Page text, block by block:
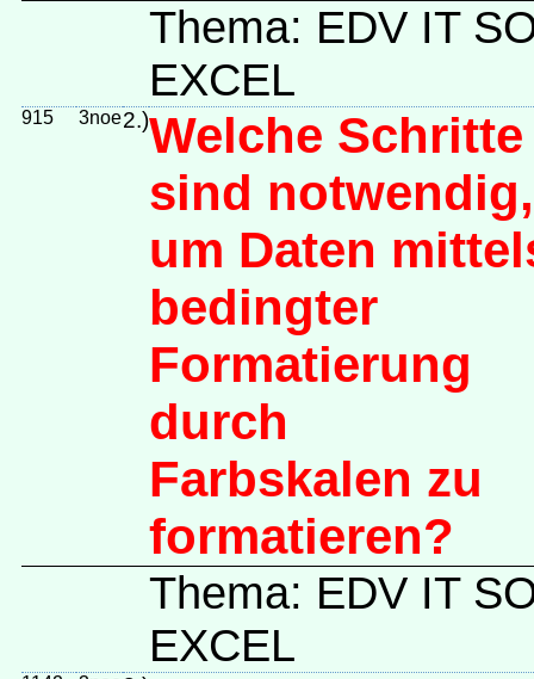
Thema: EDV IT
EXCEL
915 3noe2.)Welche Schritte
sind notwendig,
um Daten
bedingter
Formatierung
durch
Farbskalen zu
formatieren?
Thema: EDV IT
EXCEL